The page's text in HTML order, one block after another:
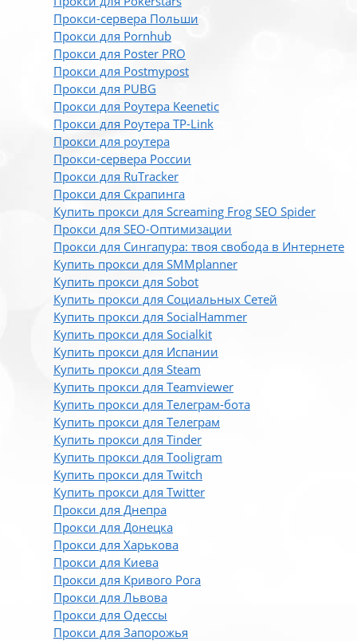
Прокси-сервера Польши
Прокси для Pornhub
Прокси для Poster PRO
Прокси для Postmypost
Прокси для PUBG
Прокси для Роутера Keenetic
Прокси для Роутера TP-Link
Прокси для роутера
Прокси-сервера России
Прокси для RuTracker
Прокси для Скрапинга
Купить прокси для Screaming Frog SEO Spider
Прокси для SEO-Оптимизации
Прокси для Сингапура: твоя свобода в Интернете
Купить прокси для SMMplanner
Купить прокси для Sobot
Купить прокси для Социальных Сетей
Купить прокси для SocialHammer
Купить прокси для Socialkit
Купить прокси для Испании
Купить прокси для Steam
Купить прокси для Teamviewer
Купить прокси для Телеграм-бота
Купить прокси для Телеграм
Купить прокси для Tinder
Купить прокси для Tooligram
Купить прокси для Twitch
Купить прокси для Twitter
Прокси для Днепра
Прокси для Донецка
Прокси для Харькова
Прокси для Киева
Прокси для Кривого Рога
Прокси для Львова
Прокси для Одессы
Прокси для Запорожья